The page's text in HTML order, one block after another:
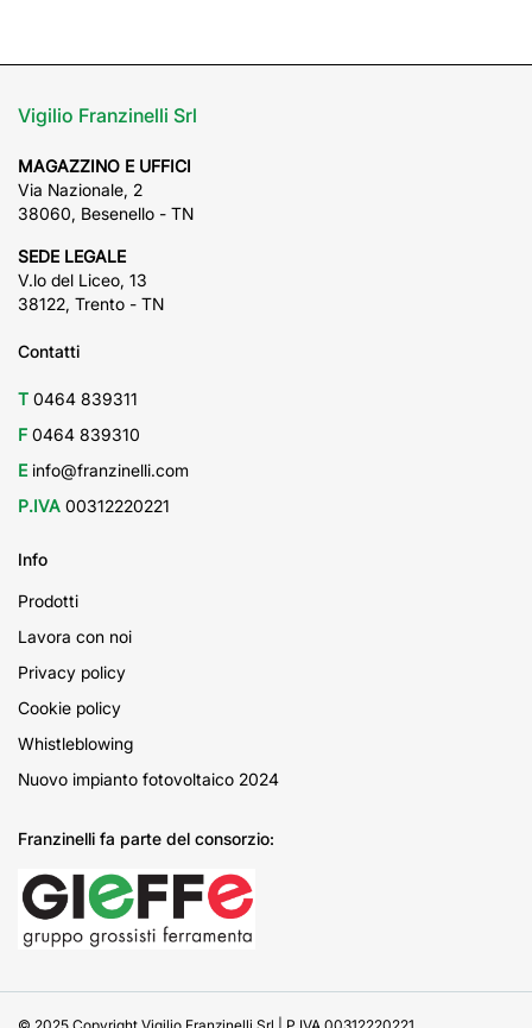
Vigilio Franzinelli Srl
MAGAZZINO E UFFICI
Via Nazionale, 2
38060, Besenello - TN
SEDE LEGALE
V.lo del Liceo, 13
38122, Trento - TN
Contatti
T 0464 839311
F 0464 839310
E info@franzinelli.com
P.IVA 00312220221
Info
Prodotti
Lavora con noi
Privacy policy
Cookie policy
Whistleblowing
Nuovo impianto fotovoltaico 2024
Franzinelli fa parte del consorzio: